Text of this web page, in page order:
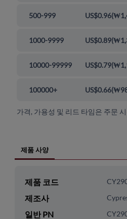
500-999 US$0.96(
1000-9999 US$0.89(
10000-99999 US$0.79(
100000+ US$0.66(
가격, 가용성 및 리드 타임은 주문
제품 사양
제품 코드
제조사
일반 PN